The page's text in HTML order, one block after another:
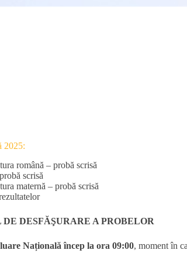
2025:
română – probă scrisă
scrisă
maternă – probă scrisă
DESFĂŞURARE A PROBELOR
Națională încep la ora 09:00, moment în